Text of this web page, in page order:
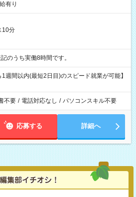
有り
10分
17:30 ※表記のうち実働8時間です。
週間以内(最短2日目)のスピード就業が可能】
不要 / 電話対応なし / パソコンスキル不要
応募する 詳細へ